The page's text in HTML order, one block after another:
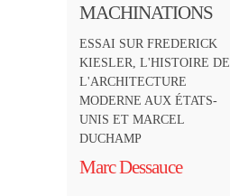
MACHINATIONS
ESSAI SUR FREDERICK
KIESLER, L'HISTOIRE DE
L'ARCHITECTURE
MODERNE AUX ÉTATS-
UNIS ET MARCEL
DUCHAMP
Marc Dessauce